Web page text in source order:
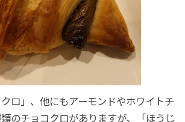
クロ」、他にもアーモンドやホワイトチ
のチョコクロがありますが、「ほうじ